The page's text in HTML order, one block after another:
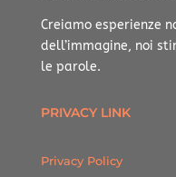
Creiamo esperienze
dell’immagine, noi
le parole.
PRIVACY LINK
Privacy Policy